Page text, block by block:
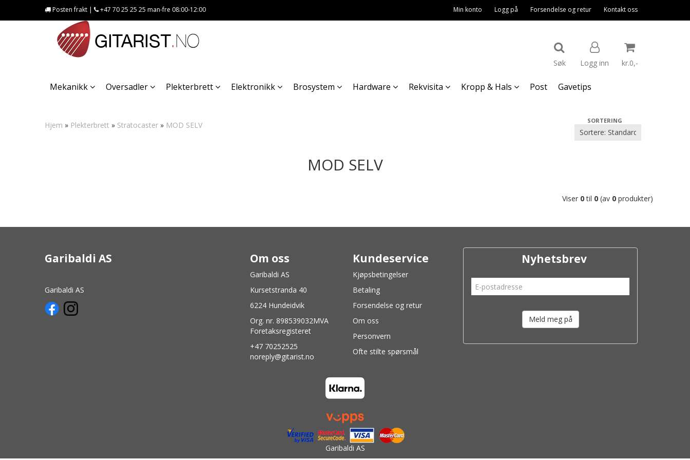
Posten frakt | +47 70 25 25 25 man-fre 08:00-12:00 Min konto Logg på Forsendelse og retur Kontakt oss
Søk Logg inn kr.0,-
Mekanikk Oversadler Plekterbrett Elektronikk Brosystem Hardware Rekvisita Kropp & Hals Post Gavetips
Hjem » Plekterbrett » Stratocaster » MOD SELV SORTERING
MOD SELV
Viser 0til 0 (av 0 produkter)
Garibaldi AS
Garibaldi AS
Om oss
Garibaldi AS
Kursetstranda 40
6224 Hundeidvik
Org. nr. 898539032MVA
Foretaksregisteret
+47 70252525
noreply@gitarist.no
Kundeservice
Kjøpsbetingelser
Betaling
Forsendelse og retur
Om oss
Personvern
Ofte stilte spørsmål
Nyhetsbrev
Meld meg på
Garibaldi AS